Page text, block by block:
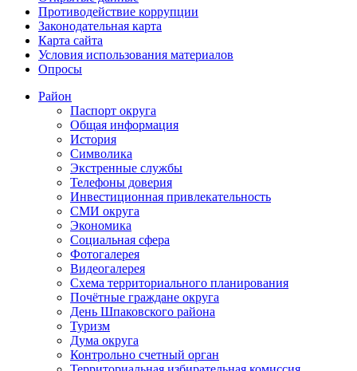
Противодействие коррупции
Законодательная карта
Карта сайта
Условия использования материалов
Опросы
Район
Паспорт округа
Общая информация
История
Символика
Экстренные службы
Телефоны доверия
Инвестиционная привлекательность
СМИ округа
Экономика
Социальная сфера
Фотогалерея
Видеогалерея
Схема территориального планирования
Почётные граждане округа
День Шпаковского района
Туризм
Дума округа
Контрольно счетный орган